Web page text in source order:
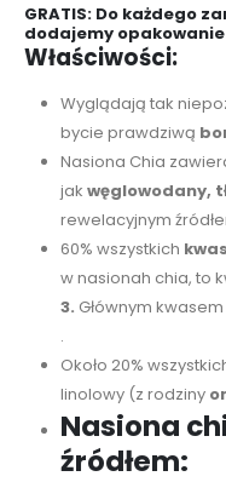
GRATIS: Do każdego
dodajemy opakowanie
Właściwości:
Wyglądają tak
bycie prawdziwą
Nasiona Chia
jak węglowodany,
rewelacyjnym
60% wszystkich
w nasionah chia, to
3. Głównym
.
Około 20%
linolowy (z rodziny
Nasiona
źródłem: